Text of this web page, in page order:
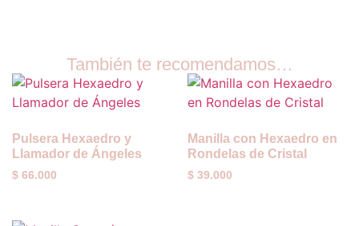
También te recomendamos…
Pulsera Hexaedro y
Llamador de Ángeles
$ 66.000
Manilla con Hexaedro en
Rondelas de Cristal
$ 39.000